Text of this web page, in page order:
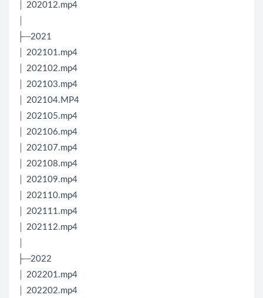
│ 202012.mp4
├─2021
│ 202101.mp4
│ 202102.mp4
│ 202103.mp4
│ 202104.MP4
│ 202105.mp4
│ 202106.mp4
│ 202107.mp4
│ 202108.mp4
│ 202109.mp4
│ 202110.mp4
│ 202111.mp4
│ 202112.mp4
├─2022
│ 202201.mp4
│ 202202.mp4